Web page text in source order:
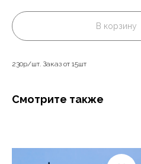
В корзину
230р/шт. Заказ от 15шт
Смотрите также